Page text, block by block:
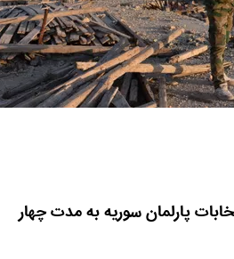
پارلمان سوریه به مدت چهار